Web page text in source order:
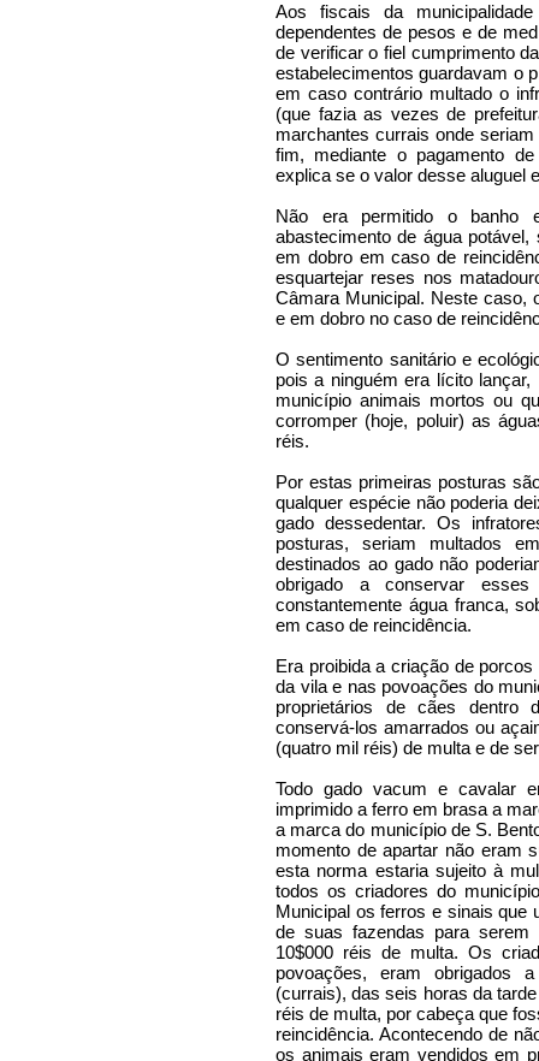
Aos fiscais da
dependentes de pesos e de
de verificar o fiel cumprimento
estabelecimentos guardavam o
em caso contrário multado o
(que fazia as vezes de
marchantes currais onde
fim, mediante o pagamento
explica se o valor desse aluguel
Não era permitido o banho
abastecimento de água
em dobro em caso de
esquartejar reses nos
Câmara Municipal. Neste caso,
e em dobro no caso de
O sentimento sanitário e
pois a ninguém era lícito
município animais mortos ou
corromper (hoje, poluir) as
réis.
Por estas primeiras posturas
qualquer espécie não poderia
gado dessedentar. Os
posturas, seriam multados
destinados ao gado não
obrigado a conservar
constantemente água franca,
em caso de reincidência.
Era proibida a criação de
da vila e nas povoações do
proprietários de cães dentro
conservá-los amarrados ou
(quatro mil réis) de multa e de
Todo gado vacum e cavalar
imprimido a ferro em brasa a
a marca do município de S.
momento de apartar não eram
esta norma estaria sujeito à
todos os criadores do
Municipal os ferros e sinais que
de suas fazendas para
10$000 réis de multa. Os
povoações, eram obrigados
(currais), das seis horas da
réis de multa, por cabeça que
reincidência. Acontecendo de
os animais eram vendidos em